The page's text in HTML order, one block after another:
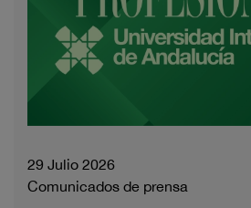
29 Julio 2026
Comunicados de prensa